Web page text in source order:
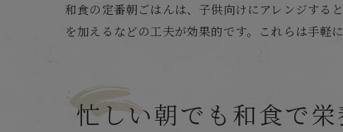
和食の定番朝ごはんは、子供向けにアレンジする
を加えるなどの工夫が効果的です。これらは手軽
忙しい朝でも和食で